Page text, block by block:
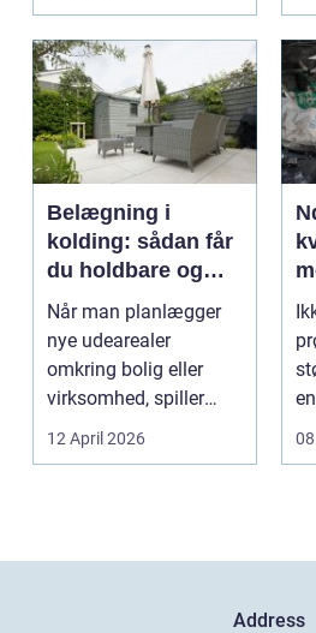
Belægning i
kolding: sådan får
du holdbare og
flotte udearealer
Når man planlægger
nye udearealer
omkring bolig eller
virksomhed, spiller
belægningen en helt
centra...
12 April 2026
Address